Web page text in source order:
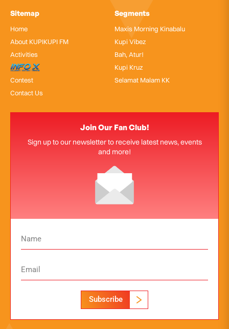
Sitemap
Home
About KUPIKUPI FM
Activities
InfoX
Contest
Contact Us
Segments
Maxis Morning Kinabalu
Kupi Vibez
Bah, Atur!
Kupi Kruz
Selamat Malam KK
Join Our Fan Club!
Sign up to our newsletter to receive latest news, events
and more!
Subscribe